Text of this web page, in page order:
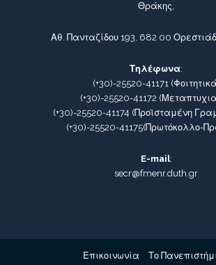
Θράκης,
Αθ. Πανταζίδου 193, 682 00
Τηλέφωνα:
(+30)-25520-41171
(+30)-25520-41172
(+30)-25520-41174 (Προϊσταμένη
(+30)-25520-41175(Πρωτόκολλο-
E-mail:
secr@fmenr.duth.gr
Επικοινωνία Το